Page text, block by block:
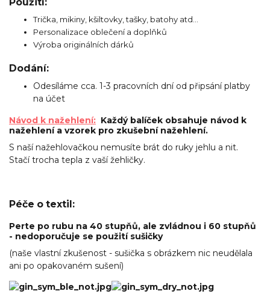
Trička, mikiny, kšiltovky, tašky, batohy atd...
Personalizace oblečení a doplňků
Výroba originálních dárků
Dodání:
Odesíláme cca. 1-3 pracovních dní od připsání platby
na účet
Návod k nažehlení: Každý balíček obsahuje návod k
nažehlení a vzorek pro zkušební nažehlení.
S naší nažehlovačkou nemusíte brát do ruky jehlu a nit.
Stačí trocha tepla z vaší žehličky.
Péče o textil:
Perte po rubu na 40 stupňů, ale zvládnou i 60 stupňů
- nedoporučuje se použití sušičky
(naše vlastní zkušenost - sušička s obrázkem nic neudělala
ani po opakovaném sušení)